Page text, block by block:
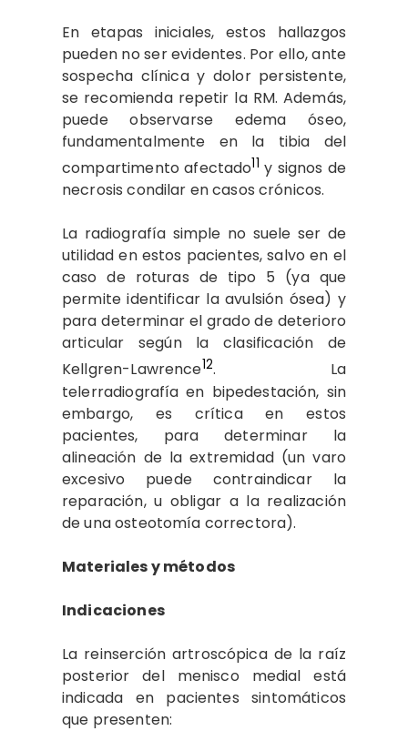
En etapas iniciales, estos hallazgos
pueden no ser evidentes. Por ello, ante
sospecha clínica y dolor persistente,
se recomienda repetir la RM. Además,
puede observarse edema óseo,
fundamentalmente en la tibia del
compartimento afectado11y signos de
necrosis condilar en casos crónicos.
La radiografía simple no suele ser de
utilidad en estos pacientes, salvo en el
caso de roturas de tipo 5 (ya que
permite identificar la avulsión ósea) y
para determinar el grado de deterioro
articular según la clasificación de
Kellgren-Lawrence12. La
telerradiografía en bipedestación, sin
embargo, es crítica en estos
pacientes, para determinar la
alineación de la extremidad (un varo
excesivo puede contraindicar la
reparación, u obligar a la realización
de una osteotomía correctora).
Materiales y métodos
Indicaciones
La reinserción artroscópica de la raíz
posterior del menisco medial está
indicada en pacientes sintomáticos
que presenten: